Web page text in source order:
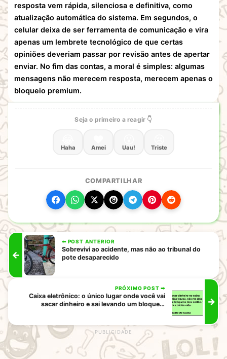
resposta vem rápida, silenciosa e definitiva, como
atualização automática do sistema. Em segundos, o
celular deixa de ser ferramenta de comunicação e vira
apenas um lembrete tecnológico de que certas
opiniões deveriam passar por revisão antes de apertar
enviar. No fim das contas, a moral é simples: algumas
mensagens não merecem resposta, merecem apenas o
bloqueio premium.
Seja o primeiro a reagir 👇
Haha Amei Uau! Triste
COMPARTILHAR
←
⬅ POST ANTERIOR
Sobrevivi ao acidente, mas não ao tribunal do
pote desaparecido
PRÓXIMO POST ➡
Caixa eletrônico: o único lugar onde você vai
sacar dinheiro e sai levando um bloqueio
→
rodape